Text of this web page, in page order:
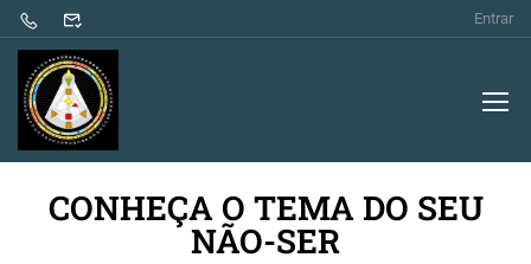
Entrar
CONHEÇA O TEMA DO SEU
NÃO-SER